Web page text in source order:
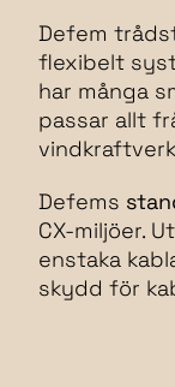
Defem
flexibelt
har många
passar allt
Defems
CX-miljöer.
enstaka
skydd för